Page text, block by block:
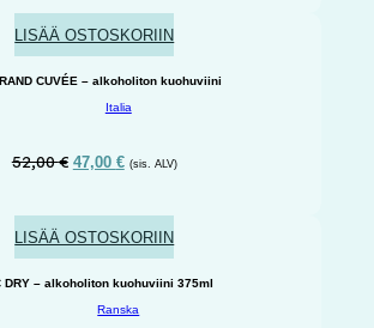
LISÄÄ OSTOSKORIIN
CUVÉE – alkoholiton kuohuviini
Italia
52,00€ Alkuperäinen
47,00 €Nykyinen
(sis. ALV)
LISÄÄ OSTOSKORIIN
DRY – alkoholiton kuohuviini 375ml
Ranska